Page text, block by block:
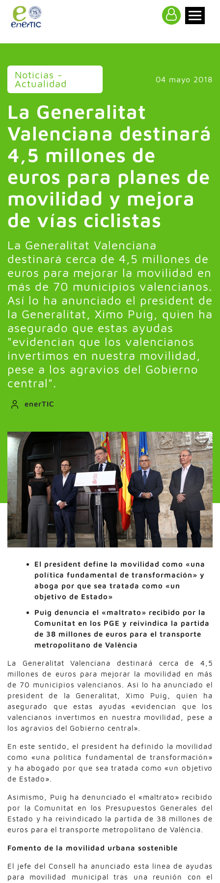
Noticias -
Actualidad 04 mayo 2018
La Generalitat
Valenciana destinará
4,5 millones de
euros para planes de
movilidad y mejora
de vías ciclistas
La Generalitat Valenciana
destinará cerca de 4,5 millones de
euros para mejorar la movilidad en
más de 70 municipios valencianos.
Así lo ha anunciado el president de
la Generalitat, Ximo Puig, quien ha
asegurado que estas ayudas
"evidencian que los valencianos
invertimos en nuestra movilidad,
pese a los agravios del Gobierno
central".
enerTIC
El president define la movilidad como «una
política fundamental de transformación» y
aboga por que sea tratada como «un
objetivo de Estado»
Puig denuncia el «maltrato» recibido por la
Comunitat en los PGE y reivindica la partida
de 38 millones de euros para el transporte
metropolitano de València
La Generalitat Valenciana destinará cerca de 4,5
millones de euros para mejorar la movilidad en más
de 70 municipios valencianos. Así lo ha anunciado el
president de la Generalitat, Ximo Puig, quien ha
asegurado que estas ayudas «evidencian que los
valencianos invertimos en nuestra movilidad, pese a
los agravios del Gobierno central».
En este sentido, el president ha definido la movilidad
como «una política fundamental de transformación»
y ha abogado por que sea tratada como «un objetivo
de Estado».
Asimismo, Puig ha denunciado el «maltrato» recibido
por la Comunitat en los Presupuestos Generales del
Estado y ha reivindicado la partida de 38 millones de
euros para el transporte metropolitano de València.
Fomento de la movilidad urbana sostenible
El jefe del Consell ha anunciado esta línea de ayudas
para movilidad municipal tras una reunión con el